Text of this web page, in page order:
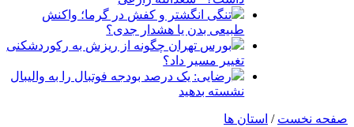
تنگی انگشتر و کفش در گرما؛ واکنش
طبیعی بدن یا هشدار جدی؟
بورس تهران چگونه از ریزش به رکوردشکنی
تغییر مسیر داد؟
رضایی: یک درصد بودجه فوتبال را به والیبال
نشسته بدهید
صفحه نخست / استان ها